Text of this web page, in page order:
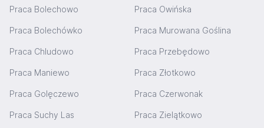
Praca Bolechowo Praca Owińska
Praca Bolechówko Praca Murowana Goślina
Praca Chludowo Praca Przebędowo
Praca Maniewo Praca Złotkowo
Praca Golęczewo Praca Czerwonak
Praca Suchy Las Praca Zielątkowo